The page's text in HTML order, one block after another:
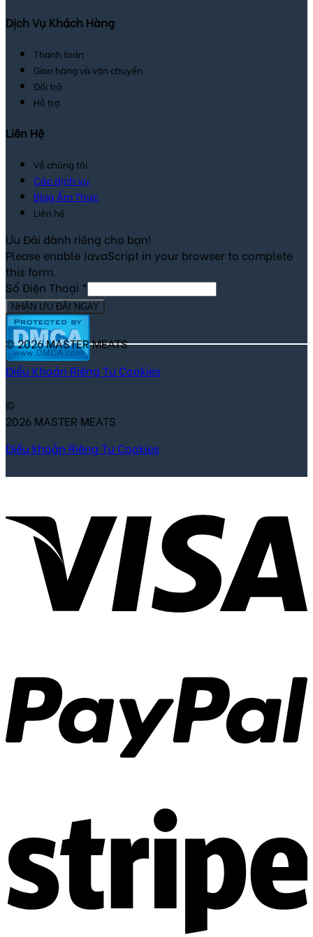
Dịch Vụ Khách Hàng
Thanh toán
Giao hàng và vận chuyển
Đổi trả
Hỗ trợ
Liên Hệ
Về chúng tôi
Các dịch vụ
Blog Ẩm Thực
Liên hệ
Ưu Đãi dành riêng cho bạn!
Please enable JavaScript in your browser to complete
this form.
Số Điện Thoại *
NHẬN ƯU ĐÃI NGAY
© 2026 MASTER MEATS
Điểu Khoản Riêng Tư Cookies
©
2026 MASTER MEATS
Điều khoản Riêng Tư Cookies